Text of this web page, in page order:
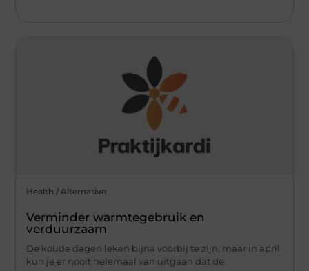
Health / Alternative
Verminder warmtegebruik en
verduurzaam
De koude dagen leken bijna voorbij te zijn, maar in april
kun je er nooit helemaal van uitgaan dat de